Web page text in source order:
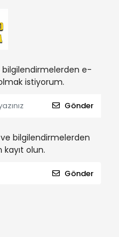
e-
istiyorum.
Gönder
bilgilendirmelerden
olun.
Gönder